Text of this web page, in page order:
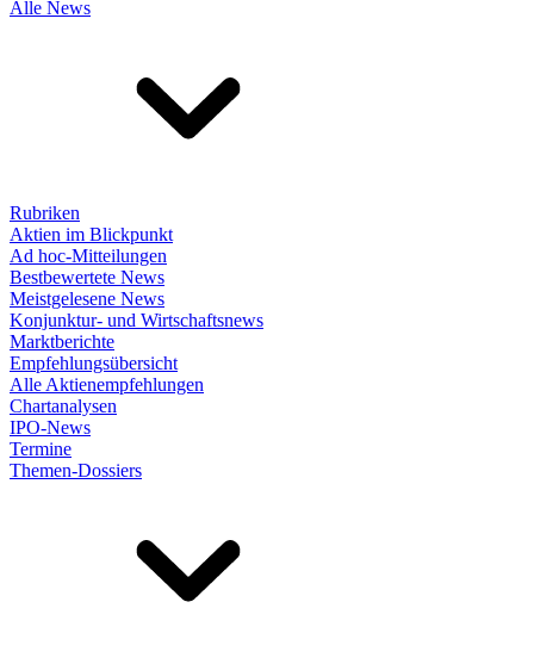
Alle News
Rubriken
Aktien im Blickpunkt
Ad hoc-Mitteilungen
Bestbewertete News
Meistgelesene News
Konjunktur- und Wirtschaftsnews
Marktberichte
Empfehlungsübersicht
Alle Aktienempfehlungen
Chartanalysen
IPO-News
Termine
Themen-Dossiers